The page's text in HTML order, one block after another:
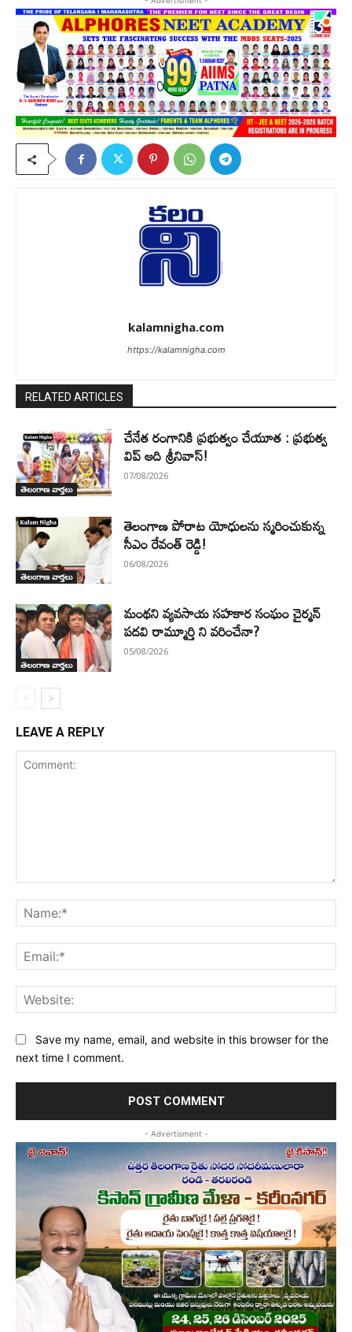
kalamnigha.com
https://kalamnigha.com
RELATED ARTICLES
తెలంగాణ వార్తలు
చేనేత రంగానికి ప్రభుత్వం చేయూత : ప్రభుత్వ
విప్ ఆది శ్రీనివాస్!
07/08/2026
తెలంగాణ వార్తలు
తెలంగాణ పోరాట యోధులను స్మరించుకున్న
సీఎం రేవంత్ రెడ్డి!
06/08/2026
తెలంగాణ వార్తలు
మంథని వ్యవసాయ సహకార సంఘం చైర్మన్
పదవి రామ్మూర్తి ని వరించేనా?
05/08/2026
LEAVE A REPLY
Save my name, email, and website in this browser for the
next time I comment.
- Advertisment -